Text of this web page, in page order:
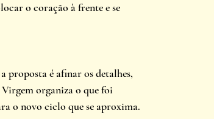
o coração à frente e se
proposta é afinar os detalhes,
organiza o que foi
o novo ciclo que se aproxima.